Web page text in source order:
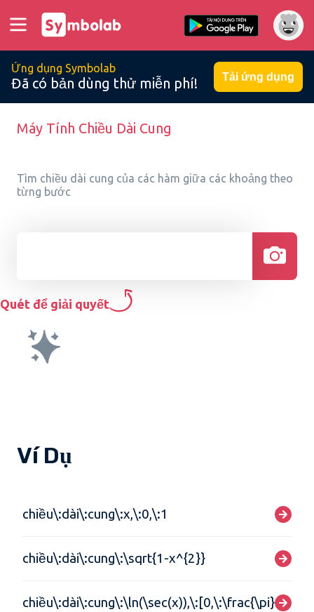
Ứng dụng Symbolab
Đã có bản dùng thử miễn phí! Tải ứng dụng
Máy Tính Chiều Dài Cung
Tìm chiều dài cung của các hàm giữa các khoảng theo
từng bước
Quét để giải quyết
Ví Dụ
chiều\:dài\:cung\:x,\:0,\:1
chiều\:dài\:cung\:\sqrt{1-x^{2}}
chiều\:dài\:cung\:\ln(\sec(x)),\:[0,\:\frac{\pi}{4}]